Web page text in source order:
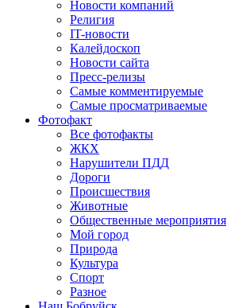
Новости компаний
Религия
IT-новости
Калейдоскоп
Новости сайта
Пресс-релизы
Самые комментируемые
Самые просматриваемые
Фотофакт
Все фотофакты
ЖКХ
Нарушители ПДД
Дороги
Происшествия
Животные
Общественные мероприятия
Мой город
Природа
Культура
Спорт
Разное